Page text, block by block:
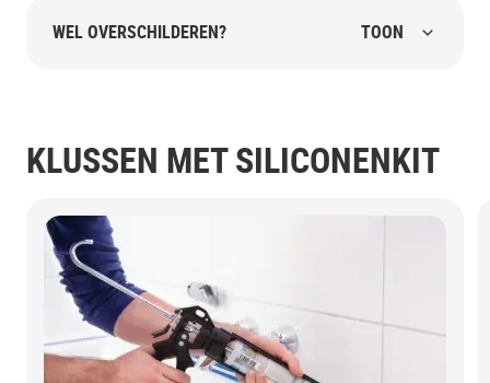
WEL OVERSCHILDEREN? TOON
KLUSSEN MET SILICONENKIT